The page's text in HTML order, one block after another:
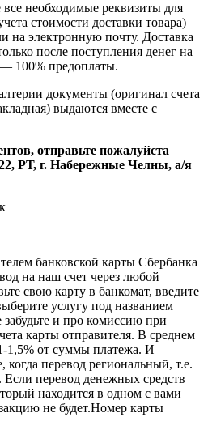
все необходимые реквизиты для
стоимости доставки товара)
на электронную почту. Доставка
после поступления денег на
100% предоплаты.
документы (оригинал счета
выдаются вместе с
отправьте пожалуйста
РТ, г. Набережные Челны, а/я
банковской карты Сбербанка
на наш счет через любой
свою карту в банкомат, введите
услугу под названием
и про комиссию при
карты отправителя. В среднем
1,5% от суммы платежа. И
когда перевод региональный, т.е.
Если перевод денежных средств
находится в одном с вами
не будет.Номер карты